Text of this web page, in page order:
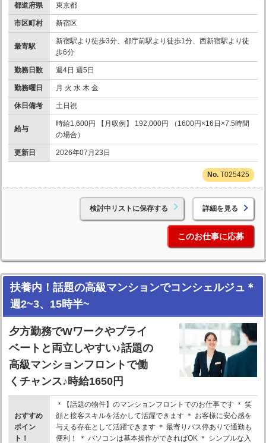
都道府県 東京都
市区町村 新宿区
最寄駅
新宿駅より徒歩3分、都庁前駅より徒歩1分、西新宿駅より徒
歩6分
勤務日数 週4日 週5日
勤務曜日 月 火 水 木 金
休日備考 土日祝
給与
時給1,600円 【月収例】 192,000円 （1600円×16日×7.5時間
の場合）
更新日 2026年07月23日
T025425
検討中リストに保存する 詳細を見る
このお仕事に応募
扶養内！話題の高級マンションでコンシェルジュ＊
週2~3、15時半~
夕方勤務でWワークやプライ
ベートと両立しやすい♪話題の
高級マンションフロントで働
くチャンス♪時給1650円
おすすめ
ポイン
ト！
＊【話題の物件】のマンションフロントでのお仕事です ＊ 笑
顔と接客スキルを活かして活躍できます ＊ お客様に安心感を
与える存在として活躍できます ＊ 最寄りバス停ありで通勤も
便利！ ＊ パソコンは基本操作ができればOK ＊ シンプルな入